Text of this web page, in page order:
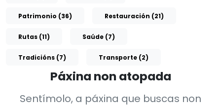
Patrimonio (36) Restauración (21)
Rutas (11) Saúde (7)
Tradicións (7) Transporte (2)
Páxina non atopada
Sentímolo, a páxina que buscas non